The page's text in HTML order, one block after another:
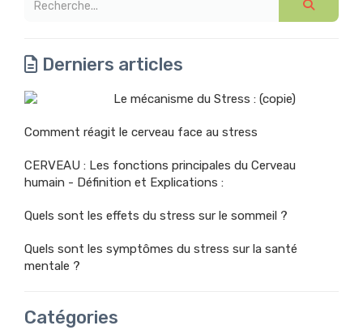
Derniers articles
Le mécanisme du Stress : (copie)
Comment réagit le cerveau face au stress
CERVEAU : Les fonctions principales du Cerveau
humain - Définition et Explications :
Quels sont les effets du stress sur le sommeil ?
Quels sont les symptômes du stress sur la santé
mentale ?
Catégories